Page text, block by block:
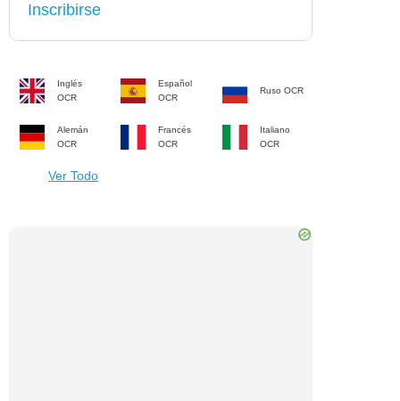
Inscribirse
Inglés
OCR
Español
OCR
Ruso OCR
Alemán
OCR
Francés
OCR
Italiano
OCR
Ver Todo